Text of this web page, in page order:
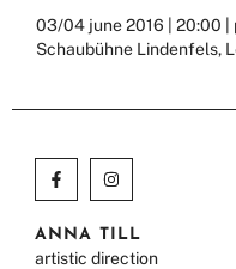
03/04 june 2016 | 20:00 |
Schaubühne Lindenfels,
ANNA TILL
artistic direction